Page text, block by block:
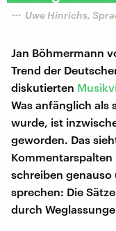
Uwe Hinrichs,
Jan Böhmermann
Trend der
diskutierten
Was anfänglich als
wurde, ist
geworden. Das
Kommentarspalten
schreiben
sprechen: Die
durch